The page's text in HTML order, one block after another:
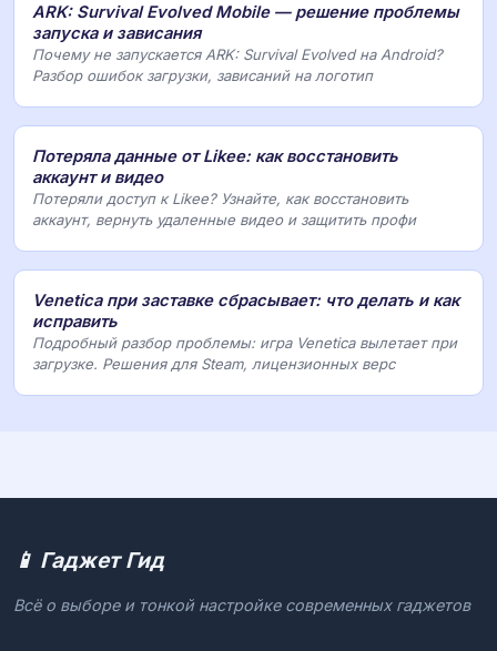
ARK: Survival Evolved Mobile — решение проблемы
запуска и зависания
Почему не запускается ARK: Survival Evolved на Android?
Разбор ошибок загрузки, зависаний на логотип
Потеряла данные от Likee: как восстановить
аккаунт и видео
Потеряли доступ к Likee? Узнайте, как восстановить
аккаунт, вернуть удаленные видео и защитить профи
Venetica при заставке сбрасывает: что делать и как
исправить
Подробный разбор проблемы: игра Venetica вылетает при
загрузке. Решения для Steam, лицензионных верс
📱 Гаджет Гид
Всё о выборе и тонкой настройке современных гаджетов